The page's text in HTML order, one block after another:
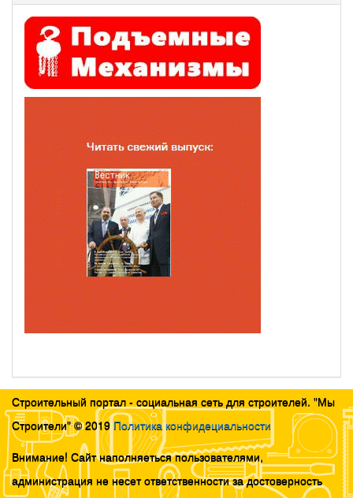
Строительный портал - социальная сеть для строителей. "Мы
Строители" © 2019 Политика конфидециальности
Внимание! Сайт наполняеться пользователями,
администрация не несет ответственности за достоверность